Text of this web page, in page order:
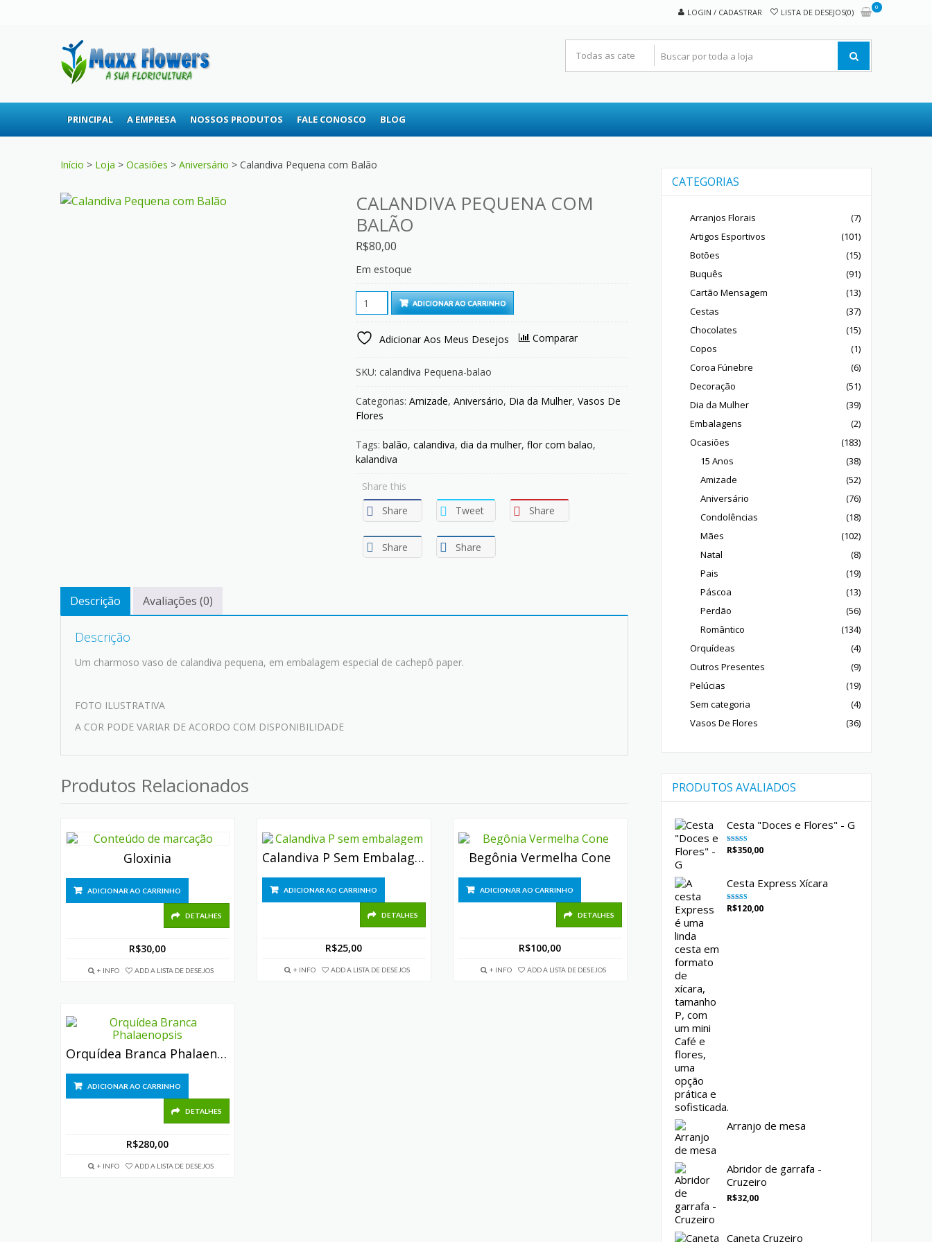
LOGIN / CADASTRAR LISTA DE DESEJOS(0)
0
PRINCIPAL A EMPRESA NOSSOS PRODUTOS FALE CONOSCO BLOG
Início > Loja > Ocasiões > Aniversário > Calandiva Pequena com Balão
CALANDIVA PEQUENA COM
BALÃO
R$80,00
Em estoque
Calandiva
Pequena
com
Balão
quantity
ADICIONAR AO CARRINHO
Adicionar Aos Meus Desejos Comparar
SKU: calandiva Pequena-balao
Categorias: Amizade, Aniversário, Dia da Mulher, Vasos De
Flores
Tags: balão, calandiva, dia da mulher, flor com balao,
kalandiva
Share this
Share
Tweet Share
Share Share
Descrição Avaliações (0)
Descrição
Um charmoso vaso de calandiva pequena, em embalagem especial de cachepô paper.
FOTO ILUSTRATIVA
A COR PODE VARIAR DE ACORDO COM DISPONIBILIDADE
Produtos Relacionados
Gloxinia
ADICIONAR AO CARRINHO
DETALHES
R$30,00
+ INFO ADD A LISTA DE DESEJOS
Calandiva P Sem Embalagem
ADICIONAR AO CARRINHO
DETALHES
R$25,00
+ INFO ADD A LISTA DE DESEJOS
Begônia Vermelha Cone
ADICIONAR AO CARRINHO
DETALHES
R$100,00
+ INFO ADD A LISTA DE DESEJOS
Orquídea Branca Phalaenopsis
ADICIONAR AO CARRINHO
DETALHES
R$280,00
+ INFO ADD A LISTA DE DESEJOS
CATEGORIAS
Arranjos Florais
(7)
Artigos Esportivos
(101)
Botões
(15)
Buquês
(91)
Cartão Mensagem
(13)
Cestas
(37)
Chocolates
(15)
Copos
(1)
Coroa Fúnebre
(6)
Decoração
(51)
Dia da Mulher
(39)
Embalagens
(2)
Ocasiões
(183)
15 Anos
(38)
Amizade
(52)
Aniversário
(76)
Condolências
(18)
Mães
(102)
Natal
(8)
Pais
(19)
Páscoa
(13)
Perdão
(56)
Romântico
(134)
Orquídeas
(4)
Outros Presentes
(9)
Pelúcias
(19)
Sem categoria
(4)
Vasos De Flores
(36)
PRODUTOS AVALIADOS
Cesta "Doces e Flores" - G
Avaliação
5.00de 5
R$350,00
Cesta Express Xícara
Avaliação
5.00 de 5
R$120,00
Arranjo de mesa
Abridor de garrafa -
Cruzeiro
R$32,00
Caneta Cruzeiro